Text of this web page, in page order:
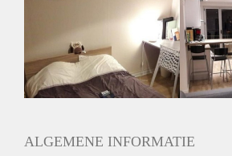
Inkomen eis
Huurtermijn
Onbepaalde termijn
Oplevering
ALGEMENE INFORMATIE